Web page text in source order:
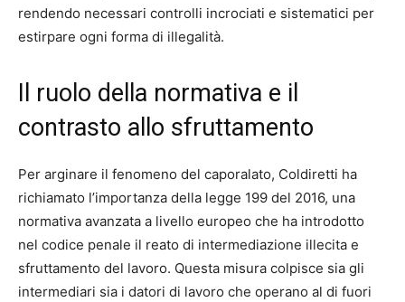
rendendo necessari controlli incrociati e sistematici per
estirpare ogni forma di illegalità.
Il ruolo della normativa e il
contrasto allo sfruttamento
Per arginare il fenomeno del caporalato, Coldiretti ha
richiamato l’importanza della legge 199 del 2016, una
normativa avanzata a livello europeo che ha introdotto
nel codice penale il reato di intermediazione illecita e
sfruttamento del lavoro. Questa misura colpisce sia gli
intermediari sia i datori di lavoro che operano al di fuori